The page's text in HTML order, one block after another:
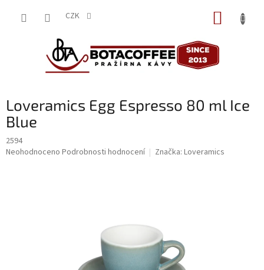
CZK
Loveramics Egg Espresso 80 ml Ice
Blue
2594
Průměrné
Neohodnoceno Podrobnosti hodnocení Značka: Loveramics